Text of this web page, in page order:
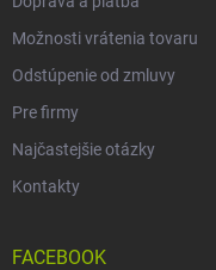
Možnosti vrátenia tovaru
Odstúpenie od zmluvy
Pre firmy
Najčastejšie otázky
Kontakty
FACEBOOK